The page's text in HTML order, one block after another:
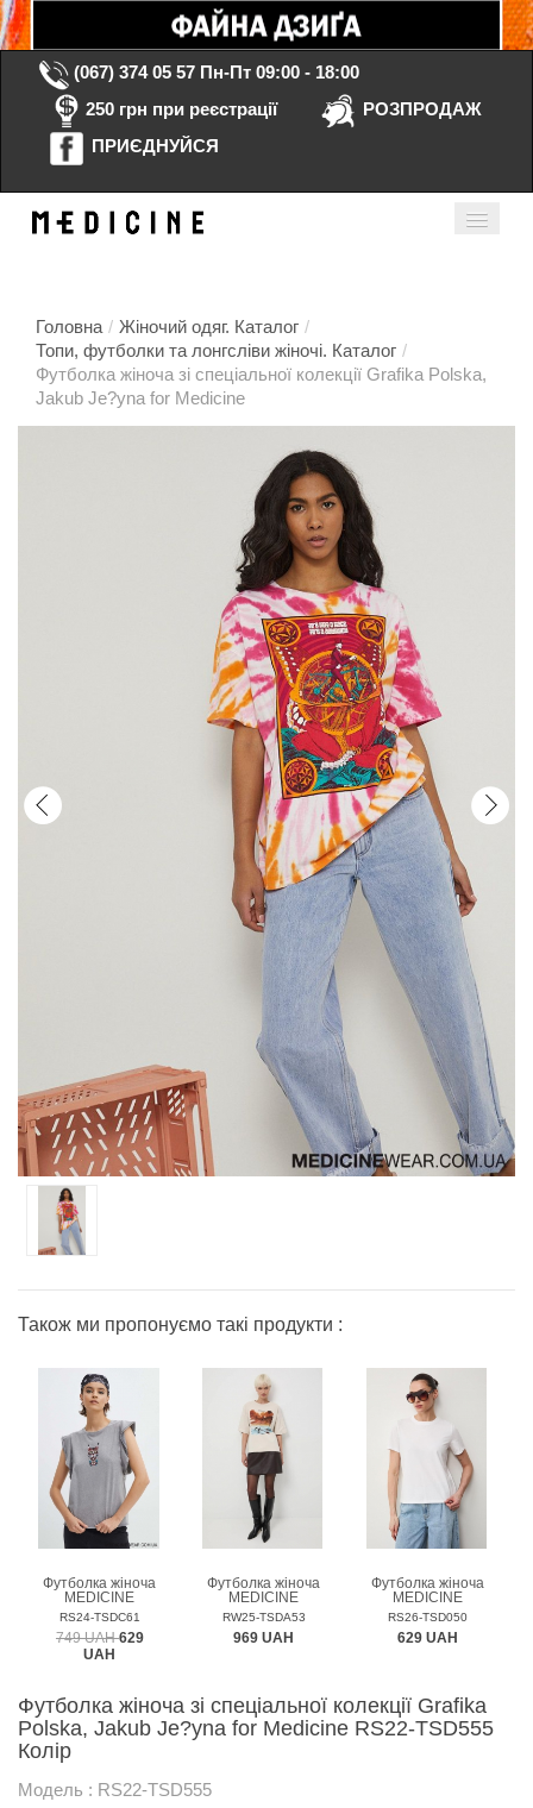
(067) 374 05 57 Пн-Пт 09:00 - 18:00
250 грн при реєстрації
РОЗПРОДАЖ
ПРИЄДНУЙСЯ
Головна
Головна / Жіночий одяг. Каталог /
Топи, футболки та лонгсліви жіночі. Каталог /
Футболка жіноча зі спеціальної колекції Grafika Polska,
Jakub Je?yna for Medicine
Також ми пропонуємо такі продукти :
Футболка жіноча
MEDICINE
RS24-TSDC61
749 UAH629
UAH
Футболка жіноча
MEDICINE
RW25-TSDA53
969 UAH
Футболка жіноча
MEDICINE
RS26-TSD050
629 UAH
Футболка жіноча зі спеціальної колекції Grafika
Polska, Jakub Je?yna for Medicine RS22-TSD555
Колір
Модель : RS22-TSD555